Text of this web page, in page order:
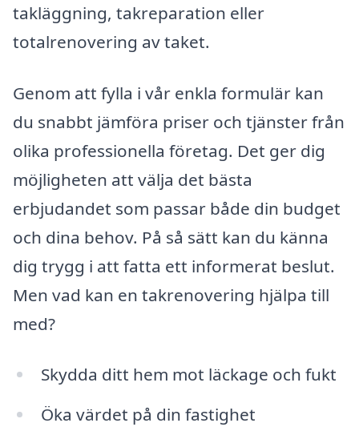
takläggning, takreparation eller
totalrenovering av taket.
Genom att fylla i vår enkla formulär kan
du snabbt jämföra priser och tjänster från
olika professionella företag. Det ger dig
möjligheten att välja det bästa
erbjudandet som passar både din budget
och dina behov. På så sätt kan du känna
dig trygg i att fatta ett informerat beslut.
Men vad kan en takrenovering hjälpa till
med?
Skydda ditt hem mot läckage och fukt
Öka värdet på din fastighet